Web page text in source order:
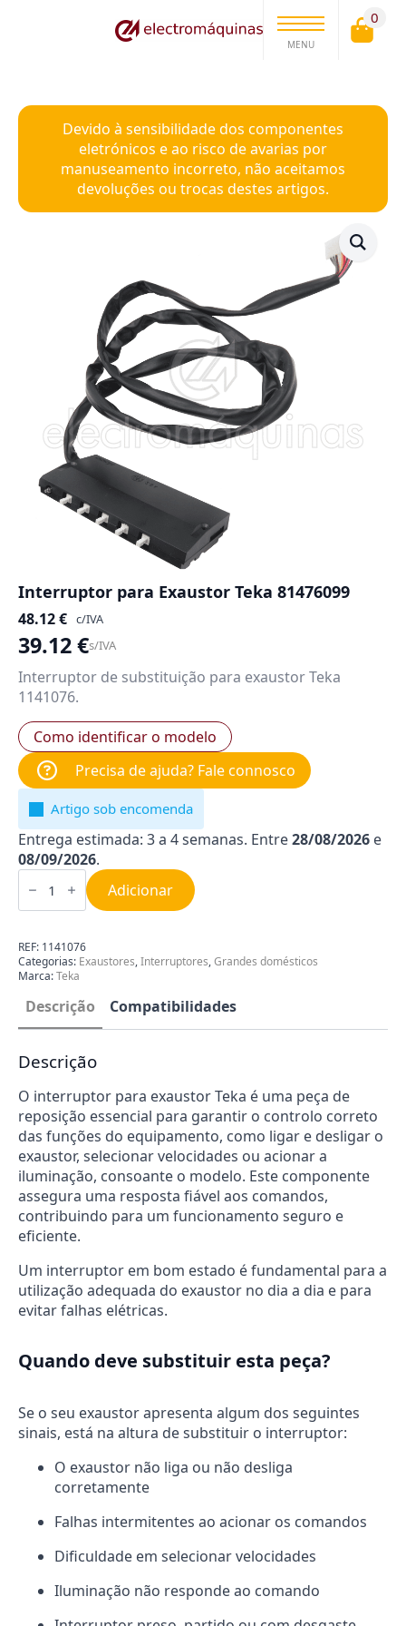
MENU
0
Devido à sensibilidade dos componentes
eletrónicos e ao risco de avarias por
manuseamento incorreto, não aceitamos
devoluções ou trocas destes artigos.
Interruptor para Exaustor Teka 81476099
48.12€ c/IVA
39.12€s/IVA
Interruptor de substituição para exaustor Teka
1141076.
Como identificar o modelo
Precisa de ajuda? Fale connosco
Artigo sob encomenda
Entrega estimada: 3 a 4 semanas. Entre28/08/2026 e
08/09/2026.
Quantidade
de
para
Teka
81476099
Adicionar
REF: 1141076
Categorias: Exaustores,Interruptores,Grandes domésticos
Marca:Teka
Descrição Compatibilidades
Descrição
O interruptor para exaustor Teka é uma peça de
reposição essencial para garantir o controlo correto
das funções do equipamento, como ligar e desligar o
exaustor, selecionar velocidades ou acionar a
iluminação, consoante o modelo. Este componente
assegura uma resposta fiável aos comandos,
contribuindo para um funcionamento seguro e
eficiente.
Um interruptor em bom estado é fundamental para a
utilização adequada do exaustor no dia a dia e para
evitar falhas elétricas.
Quando deve substituir esta peça?
Se o seu exaustor apresenta algum dos seguintes
sinais, está na altura de substituir o interruptor:
O exaustor não liga ou não desliga
corretamente
Falhas intermitentes ao acionar os comandos
Dificuldade em selecionar velocidades
Iluminação não responde ao comando